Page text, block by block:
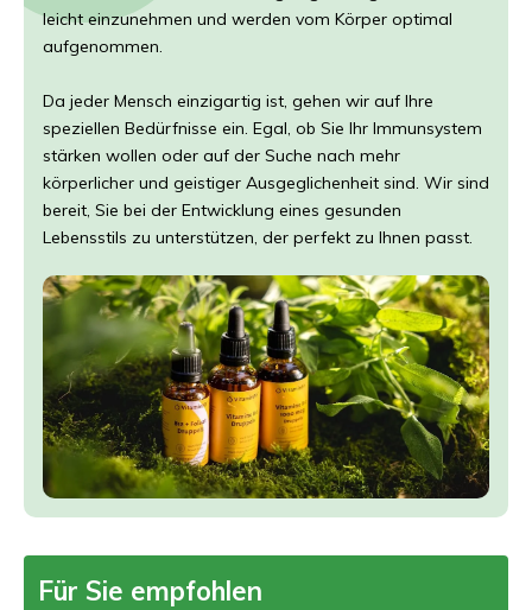
leicht einzunehmen und werden vom Körper optimal
aufgenommen.
Da jeder Mensch einzigartig ist, gehen wir auf Ihre
speziellen Bedürfnisse ein. Egal, ob Sie Ihr Immunsystem
stärken wollen oder auf der Suche nach mehr
körperlicher und geistiger Ausgeglichenheit sind. Wir sind
bereit, Sie bei der Entwicklung eines gesunden
Lebensstils zu unterstützen, der perfekt zu Ihnen passt.
Für Sie empfohlen